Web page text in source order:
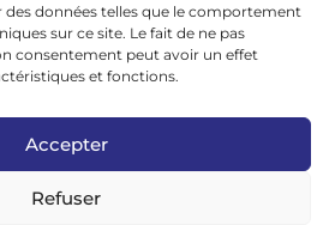
données telles que le comportement
sur ce site. Le fait de ne pas
consentement peut avoir un effet
et fonctions.
Accepter
Refuser